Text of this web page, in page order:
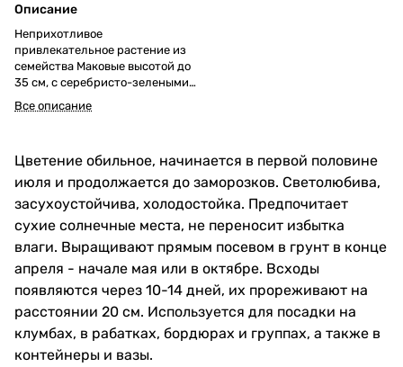
Описание
Неприхотливое
привлекательное растение из
семейства Маковые высотой до
35 см, с серебристо-зелеными
ажурными листьями и яркими
простыми и полумахровыми
Все описание
Цветение обильное, начинается в первой половине
июля и продолжается до заморозков. Светолюбива,
засухоустойчива, холодостойка. Предпочитает
сухие солнечные места, не переносит избытка
влаги. Выращивают прямым посевом в грунт в конце
апреля - начале мая или в октябре. Всходы
появляются через 10-14 дней, их прореживают на
расстоянии 20 см. Используется для посадки на
клумбах, в рабатках, бордюрах и группах, а также в
контейнеры и вазы.